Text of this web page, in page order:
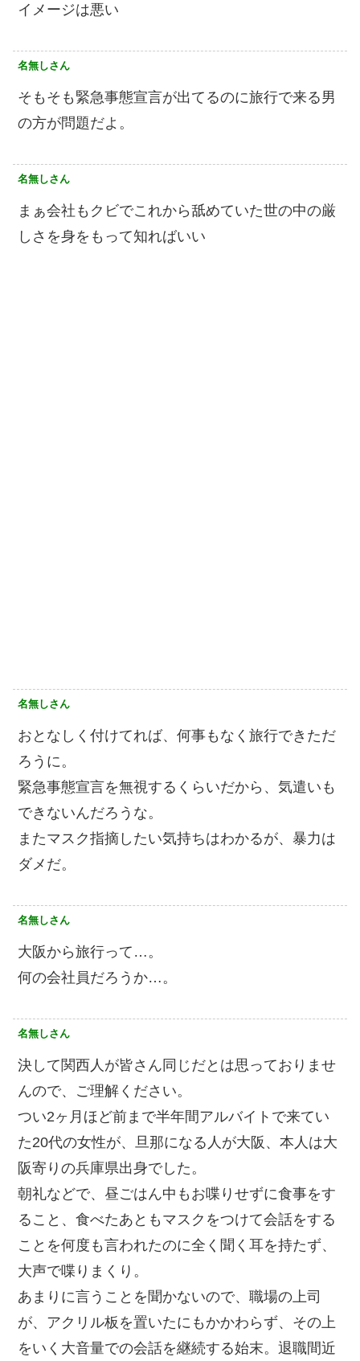
イメージは悪い
名無しさん
そもそも緊急事態宣言が出てるのに旅行で来る男
の方が問題だよ。
名無しさん
まぁ会社もクビでこれから舐めていた世の中の厳
しさを身をもって知ればいい
名無しさん
おとなしく付けてれば、何事もなく旅行できただ
ろうに。
緊急事態宣言を無視するくらいだから、気遣いも
できないんだろうな。
またマスク指摘したい気持ちはわかるが、暴力は
ダメだ。
名無しさん
大阪から旅行って…。
何の会社員だろうか…。
名無しさん
決して関西人が皆さん同じだとは思っておりませ
んので、ご理解ください。
つい2ヶ月ほど前まで半年間アルバイトで来てい
た20代の女性が、旦那になる人が大阪、本人は大
阪寄りの兵庫県出身でした。
朝礼などで、昼ごはん中もお喋りせずに食事をす
ること、食べたあともマスクをつけて会話をする
ことを何度も言われたのに全く聞く耳を持たず、
大声で喋りまくり。
あまりに言うことを聞かないので、職場の上司
が、アクリル板を置いたにもかかわらず、その上
をいく大音量での会話を継続する始末。退職間近